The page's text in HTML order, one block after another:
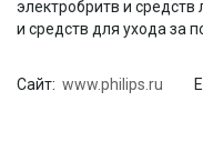
электробритв и средств
и средств для ухода за
Сайт: www.philips.ru